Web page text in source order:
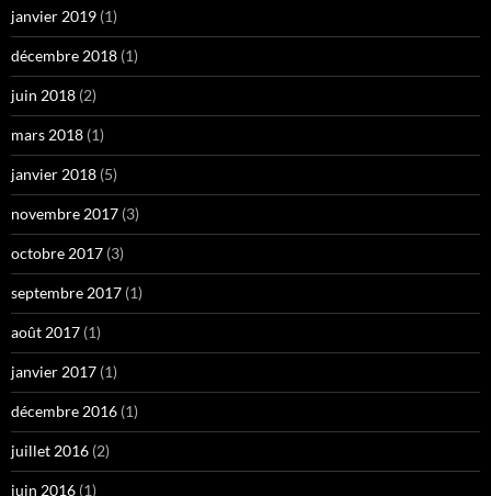
janvier 2019 (1)
décembre 2018 (1)
juin 2018 (2)
mars 2018 (1)
janvier 2018 (5)
novembre 2017 (3)
octobre 2017 (3)
septembre 2017 (1)
août 2017 (1)
janvier 2017 (1)
décembre 2016 (1)
juillet 2016 (2)
juin 2016 (1)